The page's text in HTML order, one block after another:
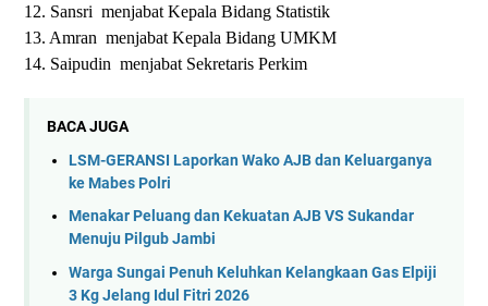
12. Sansri menjabat Kepala Bidang Statistik
13. Amran menjabat Kepala Bidang UMKM
14. Saipudin menjabat Sekretaris Perkim
BACA JUGA
LSM-GERANSI Laporkan Wako AJB dan Keluarganya
ke Mabes Polri
Menakar Peluang dan Kekuatan AJB VS Sukandar
Menuju Pilgub Jambi
Warga Sungai Penuh Keluhkan Kelangkaan Gas Elpiji
3 Kg Jelang Idul Fitri 2026